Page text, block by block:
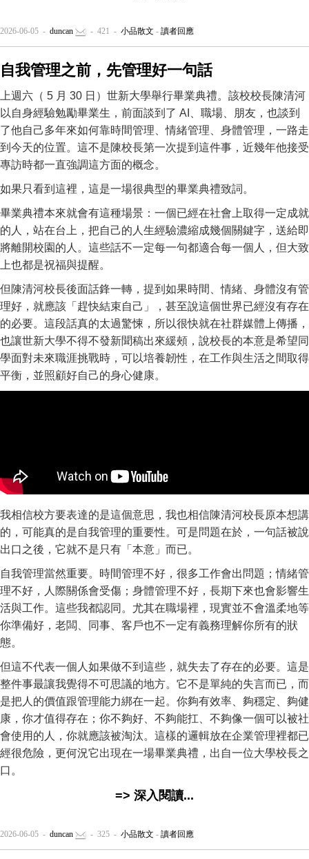
2026-06-05 - duncan - 421 - 小品散文 - 讀者回應
自我管理之前，先管理好一句話
上週六（ 5 月 30 日）世新大學舉行畢業典禮。該校校長陳清河
以自身經驗勉勵畢業生，前面談到了 AI、職場、朋友，也談到
了他自己多年來如何靠時間管理、情緒管理、身體管理，一路走
到今天的位置。這不是陳校長第一次提到這件事，近幾年他接受
專訪時都一直強調這方面的概念。
如果只看到這裡，這是一場很典型的畢業典禮致詞。
畢業典禮本來就會有這種場景：一個已經在社會上取得一定成就
的人，站在台上，把自己的人生經驗濃縮成幾個關鍵字，送給即
將離開校園的人。這些話不一定每一句都適合每一個人，但大致
上也都是祝福與提醒。
但陳清河校長後面話鋒一轉，提到如果時間、情緒、身體沒有管
理好，就應該「趕快結束自己」，甚至說這個世界已經沒有存在
的必要。這段話真的太過驚悚，所以很快就在社群媒體上傳播，
也讓世新大學不得不發新聞稿出來緩頰，說校長的本意是希望同
學面對未來職涯挑戰時，可以培養韌性，在工作與生活之間取得
平衡，並照顧好自己的身心健康。
我相信校方要表達的是這個意思，我也相信陳清河校長原本想講
的，可能真的是自我管理的重要性。可是問題在於，一句話被說
出口之後，它就不是只有「本意」而已。
自我管理當然重要。時間管理不好，很多工作會出問題；情緒管
理不好，人際關係會受傷；身體管理不好，長期下來也會影響生
活與工作。這些我都認同。尤其在職場裡，現實並不會溫柔地等
你準備好，老闆、同事、客戶也不一定有義務理解你所有的狀
態。
但這不代表一個人如果做不到這些，就失去了存在的必要。這是
整件事最讓我覺得不可思議的地方。它不是單純的失言而已，而
是把人的價值跟管理能力綁在一起。你夠有效率、夠穩定、夠健
康，你才值得存在；你不夠好、不夠能扛、不夠像一個可以被社
會使用的人，你就應該被淘汰。這樣的邏輯放在企業管理裡都已
經很危險，更何況它出現在一場畢業典禮，出自一位大學校長之
口。
=> 深入閱讀...
2026-06-05 - duncan - 325 - 小品散文 - 讀者回應